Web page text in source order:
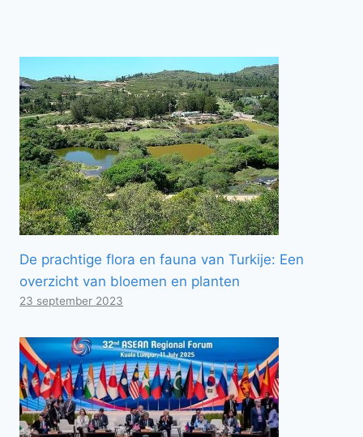
De prachtige flora en fauna van Turkije: Een
overzicht van bloemen en planten
23 september 2023